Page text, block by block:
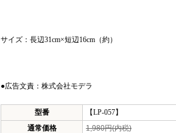
サイズ：長辺31cm×短辺16cm（約）
●広告文責：株式会社モデラ
型番
【LP-057】
通常価格
1,980円(内税)